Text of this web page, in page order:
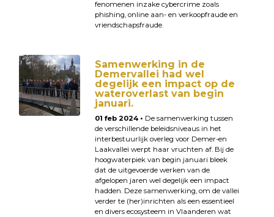
fenomenen inzake cybercrime zoals
phishing, online aan- en verkoopfraude en
vriendschapsfraude.
Samenwerking in de
Demervallei had wel
degelijk een impact op de
wateroverlast van begin
januari.
01 feb 2024 • De samenwerking tussen
de verschillende beleidsniveaus in het
interbestuurlijk overleg voor Demer-en
Laakvallei werpt haar vruchten af. Bij de
hoogwaterpiek van begin januari bleek
dat de uitgevoerde werken van de
afgelopen jaren wel degelijk een impact
hadden. Deze samenwerking, om de vallei
verder te (her)inrichten als een essentieel
en divers ecosysteem in Vlaanderen wat